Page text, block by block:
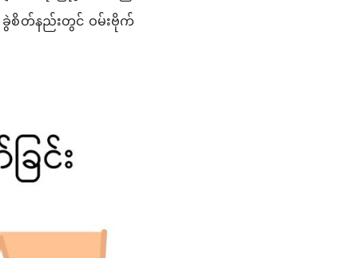
ခွဲစိတ်နည်းတွင် ဝမ်းဗိုက်